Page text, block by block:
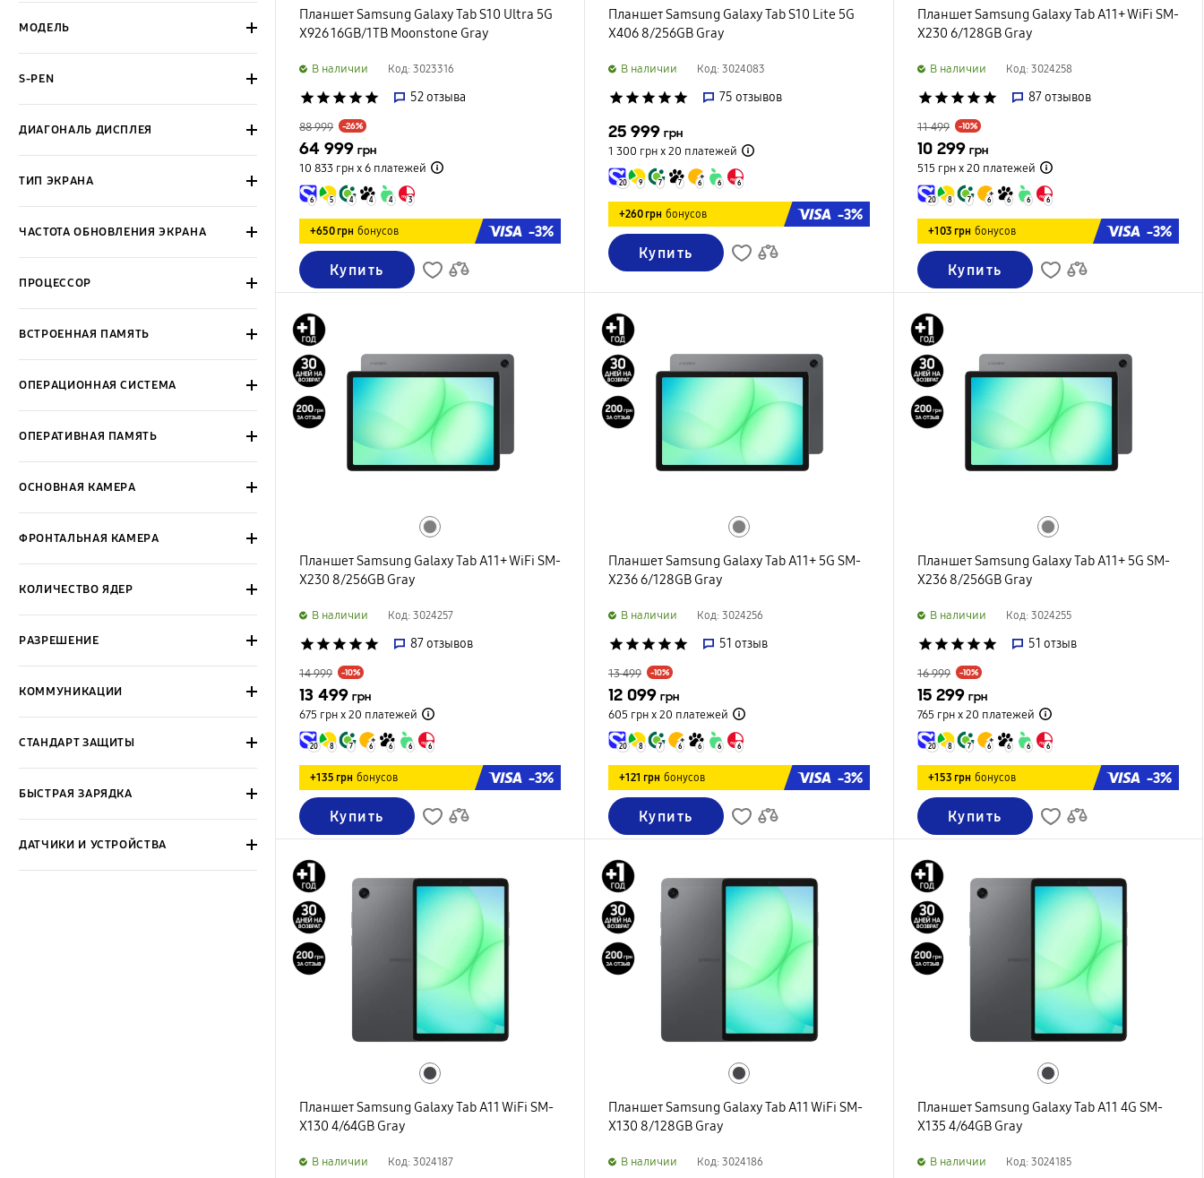
МОДЕЛЬ
S-PEN
ДИАГОНАЛЬ ДИСПЛЕЯ
ТИП ЭКРАНА
ЧАСТОТА ОБНОВЛЕНИЯ ЭКРАНА
ПРОЦЕССОР
ВСТРОЕННАЯ ПАМЯТЬ
ОПЕРАЦИОННАЯ СИСТЕМА
ОПЕРАТИВНАЯ ПАМЯТЬ
ОСНОВНАЯ КАМЕРА
ФРОНТАЛЬНАЯ КАМЕРА
КОЛИЧЕСТВО ЯДЕР
РАЗРЕШЕНИЕ
КОММУНИКАЦИИ
СТАНДАРТ ЗАЩИТЫ
БЫСТРАЯ ЗАРЯДКА
ДАТЧИКИ И УСТРОЙСТВА
Планшет Samsung Galaxy Tab S10 Ultra 5G
X926 16GB/1TB Moonstone Gray
B наличии Код: 3023316
star star star star star 52отзыва
88 999 -26%
64 999 грн
10 833 грн х 6 платежей
6 5 4 4 4 3
+650 грн бонусов -3%
Купить
Планшет Samsung Galaxy Tab S10 Lite 5G
X406 8/256GB Gray
B наличии Код: 3024083
star star star star star 75 отзывов
25 999 грн
1 300 грн х 20 платежей
20 9 7 7 6 6 6
+260 грн бонусов -3%
Купить
Планшет Samsung Galaxy Tab A11+ WiFi SM-
X230 6/128GB Gray
B наличии Код: 3024258
star star star star star 87отзывов
11 499 -10%
10 299 грн
515 грн х 20 платежей
20 8 7 6 6 6 6
+103 грн бонусов -3%
Купить
Планшет Samsung Galaxy Tab A11+ WiFi SM-
X230 8/256GB Gray
B наличии Код: 3024257
star star star star star 87отзывов
14 999 -10%
13 499 грн
675 грн х 20 платежей
20 8 7 6 6 6 6
+135 грн бонусов -3%
Купить
Планшет Samsung Galaxy Tab A11+ 5G SM-
X236 6/128GB Gray
B наличии Код: 3024256
star star star star star 51 отзыв
13 499 -10%
12 099 грн
605 грн х 20 платежей
20 8 7 6 6 6 6
+121 грн бонусов -3%
Купить
Планшет Samsung Galaxy Tab A11+ 5G SM-
X236 8/256GB Gray
B наличии Код: 3024255
star star star star star 51 отзыв
16 999 -10%
15 299 грн
765 грн х 20 платежей
20 8 7 6 6 6 6
+153 грн бонусов -3%
Купить
Планшет Samsung Galaxy Tab A11 WiFi SM-
X130 4/64GB Gray
B наличии Код: 3024187
Планшет Samsung Galaxy Tab A11 WiFi SM-
X130 8/128GB Gray
B наличии Код: 3024186
Планшет Samsung Galaxy Tab A11 4G SM-
X135 4/64GB Gray
B наличии Код: 3024185